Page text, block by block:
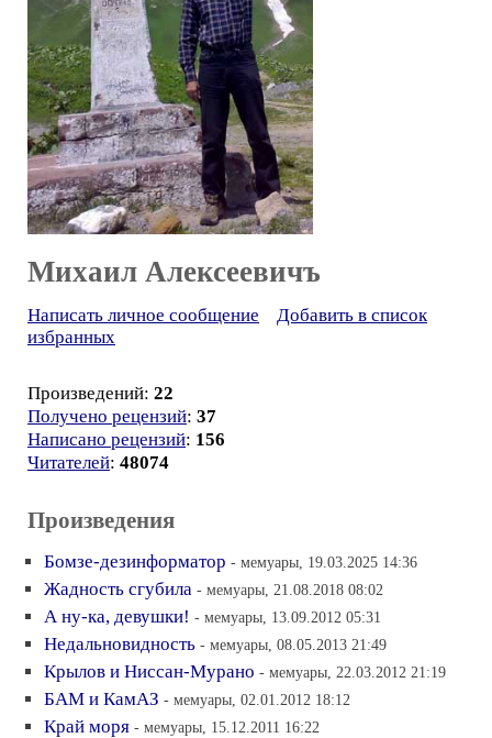
Михаил Алексеевичъ
Написать личное сообщение
Добавить в список
избранных
Произведений: 22
Получено рецензий: 37
Написано рецензий: 156
Читателей: 48074
Произведения
Бомзе-дезинформатор - мемуары, 19.03.2025 14:36
Жадность сгубила - мемуары, 21.08.2018 08:02
А ну-ка, девушки! - мемуары, 13.09.2012 05:31
Недальновидность - мемуары, 08.05.2013 21:49
Крылов и Ниссан-Мурано - мемуары, 22.03.2012 21:19
БАМ и КамАЗ - мемуары, 02.01.2012 18:12
Край моря - мемуары, 15.12.2011 16:22